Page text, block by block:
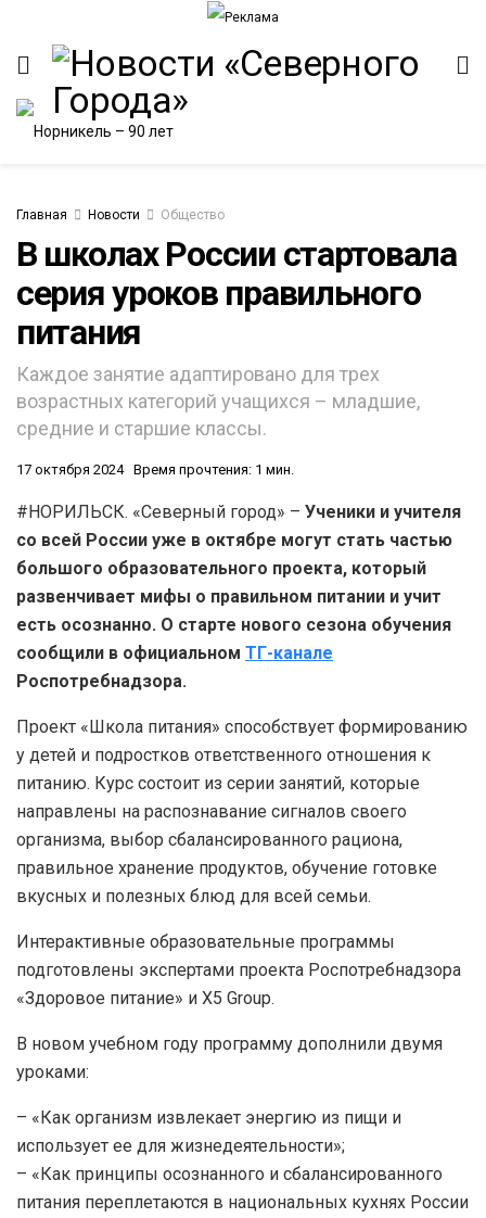
Главная Новости Общество
В школах России стартовала
серия уроков правильного
питания
Каждое занятие адаптировано для трех
возрастных категорий учащихся – младшие,
средние и старшие классы.
17 октября 2024 Время прочтения: 1 мин.
#НОРИЛЬСК. «Северный город» – Ученики и учителя
со всей России уже в октябре могут стать частью
большого образовательного проекта, который
развенчивает мифы о правильном питании и учит
есть осознанно. О старте нового сезона обучения
сообщили в официальном ТГ-канале
Роспотребнадзора.
Проект «Школа питания» способствует формированию
у детей и подростков ответственного отношения к
питанию. Курс состоит из серии занятий, которые
направлены на распознавание сигналов своего
организма, выбор сбалансированного рациона,
правильное хранение продуктов, обучение готовке
вкусных и полезных блюд для всей семьи.
Интерактивные образовательные программы
подготовлены экспертами проекта Роспотребнадзора
«Здоровое питание» и X5 Group.
В новом учебном году программу дополнили двумя
уроками:
– «Как организм извлекает энергию из пищи и
использует ее для жизнедеятельности»;
– «Как принципы осознанного и сбалансированного
питания переплетаются в национальных кухнях России